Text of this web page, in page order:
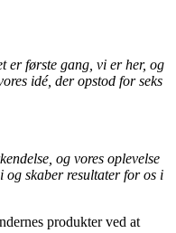
er første gang, vi er her, og
idé, der opstod for seks
og vores oplevelse
skaber resultater for os i
produkter ved at